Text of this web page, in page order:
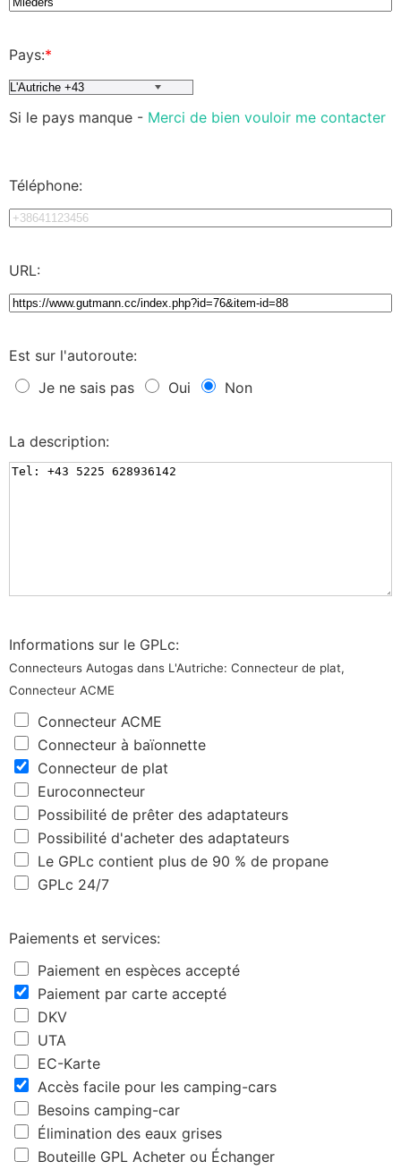
Pays:*
Si le pays manque - Merci de bien vouloir me contacter
Téléphone:
URL:
Est sur l'autoroute:
Je ne sais pas
Oui Non
La description:
Informations sur le GPLc:
Connecteurs Autogas dans L'Autriche: Connecteur de plat,
Connecteur ACME
Connecteur ACME
Connecteur à baïonnette
Connecteur de plat
Euroconnecteur
Possibilité de prêter des adaptateurs
Possibilité d'acheter des adaptateurs
Le GPLc contient plus de 90 % de propane
GPLc 24/7
Paiements et services:
Paiement en espèces accepté
Paiement par carte accepté
DKV
UTA
EC-Karte
Accès facile pour les camping-cars
Besoins camping-car
Élimination des eaux grises
Bouteille GPL Acheter ou Échanger